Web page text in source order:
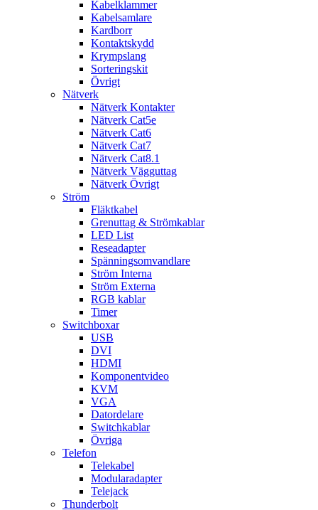
Kabelklammer
Kabelsamlare
Kardborr
Kontaktskydd
Krympslang
Sorteringskit
Övrigt
Nätverk
Nätverk Kontakter
Nätverk Cat5e
Nätverk Cat6
Nätverk Cat7
Nätverk Cat8.1
Nätverk Vägguttag
Nätverk Övrigt
Ström
Fläktkabel
Grenuttag & Strömkablar
LED List
Reseadapter
Spänningsomvandlare
Ström Interna
Ström Externa
RGB kablar
Timer
Switchboxar
USB
DVI
HDMI
Komponentvideo
KVM
VGA
Datordelare
Switchkablar
Övriga
Telefon
Telekabel
Modularadapter
Telejack
Thunderbolt